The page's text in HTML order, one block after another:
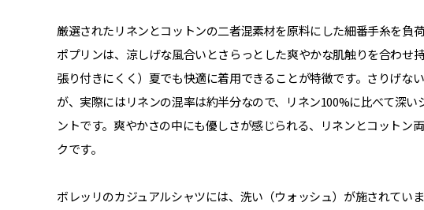
厳選されたリネンとコットンの二者混素材を原料にした細番手糸を負
ポプリンは、涼しげな風合いとさらっとした爽やかな肌触りを合わせ
張り付きにくく）夏でも快適に着用できることが特徴です。さりげな
が、実際にはリネンの混率は約半分なので、リネン100%に比べて深
ントです。爽やかさの中にも優しさが感じられる、リネンとコットン
クです。
ボレッリのカジュアルシャツには、洗い（ウォッシュ）が施されてい